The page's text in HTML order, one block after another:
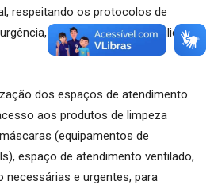
respeitando os protocolos de
e não havendo possibilidade
dos espaços de atendimento
aos produtos de limpeza
(equipamentos de
espaço de atendimento ventilado,
e urgentes, para